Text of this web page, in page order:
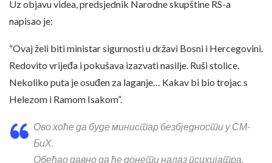
Uz objavu videa, predsjednik Narodne skupštine RS-a
napisao je:
“Ovaj želi biti ministar sigurnosti u državi Bosni i Hercegovini.
Redovito vrijeđa i pokušava izazvati nasilje. Ruši stolice.
Nekoliko puta je osuđen za laganje… Kakav bi bio trojac s
Helezom i Ramom Isakom”.
Ово хоће да буде министар безбједности у СМ-
БиХ.
Обећао давно да ће донети налаз психијатра.